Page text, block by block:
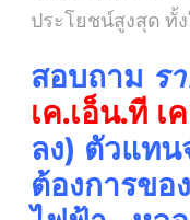
ประโยชน์สูงสุด ทั้
สอบถาม ร
เค.เอ็น.ที เ
ลง) ตัวแท
ต้องการข